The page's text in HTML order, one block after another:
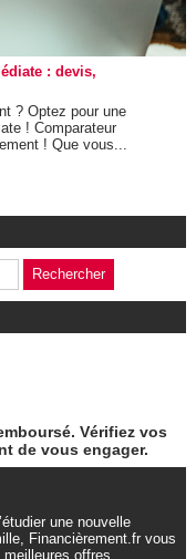
: devis,
? Optez pour une
! Comparateur
! Que vous...
Vérifiez vos
de vous engager.
une nouvelle
Financièrement.fr vous
offres.